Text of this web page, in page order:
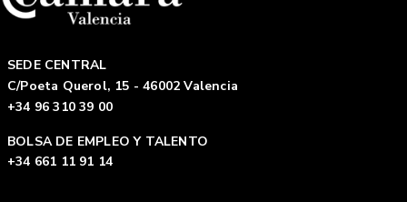
SEDE CENTRAL
C/Poeta Querol, 15 - 46002 Valencia
+34 96 310 39 00
BOLSA DE EMPLEO Y TALENTO
+34 661 11 91 14